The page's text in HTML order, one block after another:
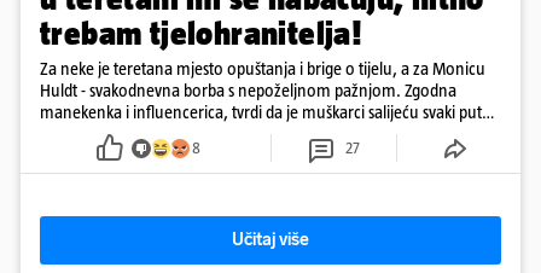
trebam tjelohranitelja!
Za neke je teretana mjesto opuštanja i brige o tijelu, a za Monicu
Huldt - svakodnevna borba s nepoželjnom pažnjom. Zgodna
manekenka i influencerica, tvrdi da je muškarci salijeću svaki put
kad dođe na trening
8 27
Učitaj više